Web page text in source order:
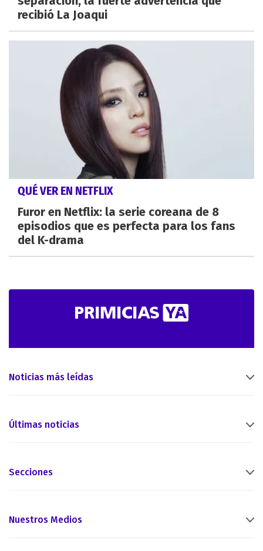
recibió La Joaqui
QUÉ VER EN NETFLIX
Furor en Netflix: la serie coreana de 8
episodios que es perfecta para los fans
del K-drama
Noticias más leídas
Últimas noticias
Secciones
Nuestros Medios